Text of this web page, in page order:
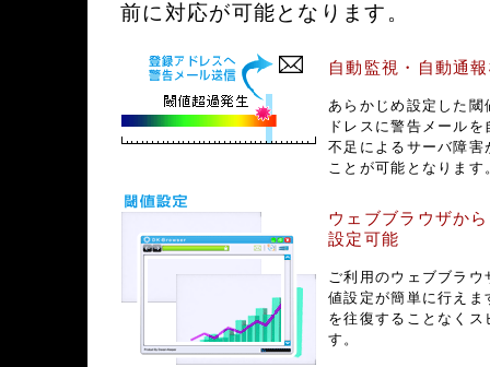
前に対応が可能となります。
自動監視・自動通
あらかじめ設定した
ドレスに警告メール
不足によるサーバ障
ことが可能となります
ウェブブラウザか
設定可能
ご利用のウェブブラ
値設定が簡単に行え
を往復することなく
す。